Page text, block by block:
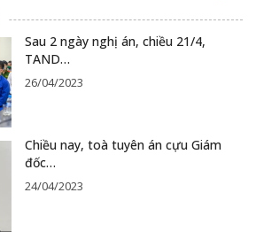
Sau 2 ngày nghị án, chiều 21/4,
TAND…
26/04/2023
Chiều nay, toà tuyên án cựu Giám
đốc…
24/04/2023